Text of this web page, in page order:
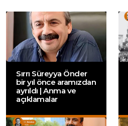
Sırrı Süreyya Önder
bir yıl önce aramızdan
ayrıldı | Anma ve
açıklamalar